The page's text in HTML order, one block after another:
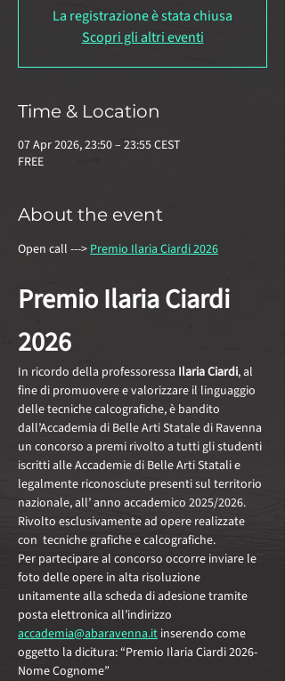
La registrazione è stata chiusa
Scopri gli altri eventi
Time & Location
07 Apr 2026, 23:50 – 23:55 CEST
FREE
About the event
Open call ---> Premio Ilaria Ciardi 2026
Premio Ilaria Ciardi
2026
In ricordo della professoressa Ilaria Ciardi, al
fine di promuovere e valorizzare il linguaggio
delle tecniche calcografiche, è bandito
dall’Accademia di Belle Arti Statale di Ravenna
un concorso a premi rivolto a tutti gli studenti
iscritti alle Accademie di Belle Arti Statali e
legalmente riconosciute presenti sul territorio
nazionale, all’ anno accademico 2025/2026.
Rivolto esclusivamente ad opere realizzate
con  tecniche grafiche e calcografiche.
Per partecipare al concorso occorre inviare le
foto delle opere in alta risoluzione
unitamente alla scheda di adesione tramite
posta elettronica all’indirizzo
accademia@abaravenna.it inserendo come
oggetto la dicitura: “Premio Ilaria Ciardi 2026-
Nome Cognome”